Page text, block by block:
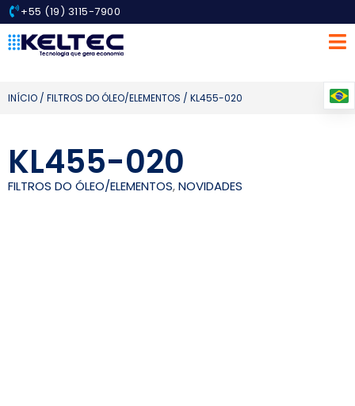
+55 (19) 3115-7900
INÍCIO / FILTROS DO ÓLEO/ELEMENTOS / KL455-020
KL455-020
FILTROS DO ÓLEO/ELEMENTOS,NOVIDADES